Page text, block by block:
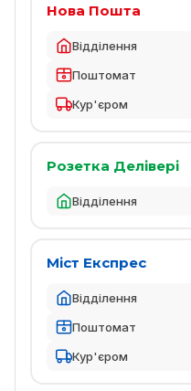
Нова Пошта
Відділення
Поштомат
Кур'єром
Розетка Делівері
Відділення
Міст Експрес
Відділення
Поштомат
Кур'єром